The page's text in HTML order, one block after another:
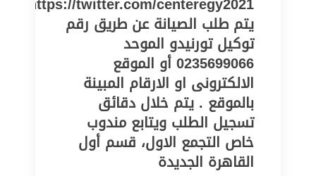
يتم طلب الصيانة عن طريق رقم
توكيل تورنيدو الموحد
0235699066 أو الموقع
الالكترونى او الارقام المبينة
بالموقع . يتم خلال دقائق
تسجيل الطلب ويتابع مندوب
خاص التجمع الاول، قسم أول
القاهرة الجديدة